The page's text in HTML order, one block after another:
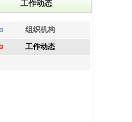
工作动态
组织机构
工作动态